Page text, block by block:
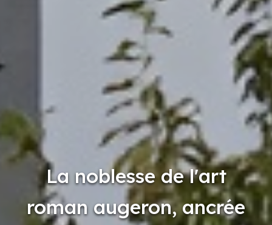
La noblesse de l'art
roman augeron, ancrée